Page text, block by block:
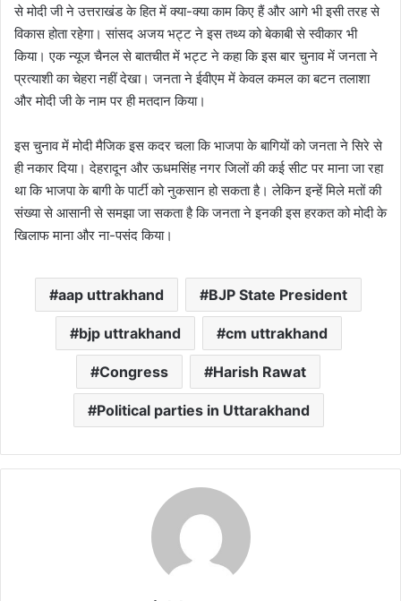
से मोदी जी ने उत्तराखंड के हित में क्या-क्या काम किए हैं और आगे भी इसी तरह से
विकास होता रहेगा। सांसद अजय भट्ट ने इस तथ्य को बेकाबी से स्वीकार भी
किया। एक न्यूज चैनल से बातचीत में भट्ट ने कहा कि इस बार चुनाव में जनता ने
प्रत्याशी का चेहरा नहीं देखा। जनता ने ईवीएम में केवल कमल का बटन तलाशा
और मोदी जी के नाम पर ही मतदान किया।
इस चुनाव में मोदी मैजिक इस कदर चला कि भाजपा के बागियों को जनता ने सिरे से
ही नकार दिया। देहरादून और ऊधमसिंह नगर जिलों की कई सीट पर माना जा रहा
था कि भाजपा के बागी के पार्टी को नुकसान हो सकता है। लेकिन इन्हें मिले मतों की
संख्या से आसानी से समझा जा सकता है कि जनता ने इनकी इस हरकत को मोदी के
खिलाफ माना और ना-पसंद किया।
aap uttrakhand BJP State President
bjp uttrakhand cm uttrakhand
Congress Harish Rawat
Political parties in Uttarakhand